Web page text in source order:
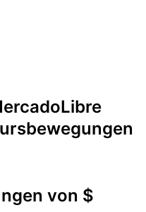
von $